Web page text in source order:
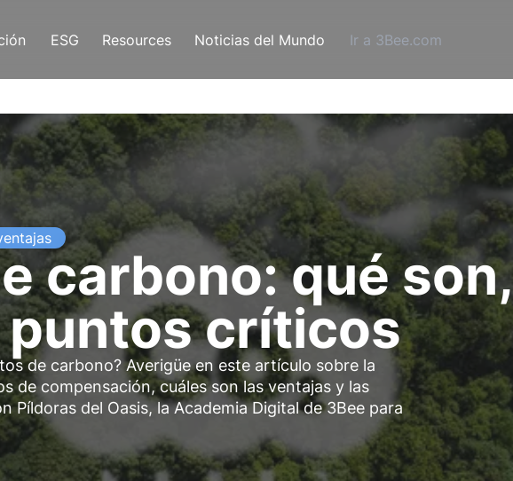
ESG Resources Noticias del Mundo Ir a 3Bee.com
carbono: qué son,
críticos
de carbono? Averigüe en este artículo sobre la
de compensación, cuáles son las ventajas y las
Píldoras del Oasis, la Academia Digital de 3Bee para